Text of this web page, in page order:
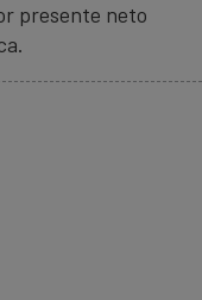
presente neto